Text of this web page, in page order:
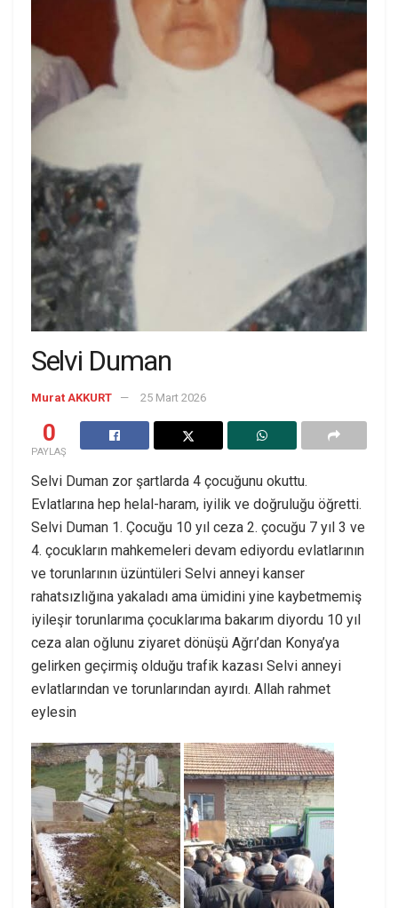
Selvi Duman
Murat AKKURT 25 Mart 2026
0
PAYLAŞ
Selvi Duman zor şartlarda 4 çocuğunu okuttu.
Evlatlarına hep helal-haram, iyilik ve doğruluğu öğretti.
Selvi Duman 1. Çocuğu 10 yıl ceza 2. çocuğu 7 yıl 3 ve
4. çocukların mahkemeleri devam ediyordu evlatlarının
ve torunlarının üzüntüleri Selvi anneyi kanser
rahatsızlığına yakaladı ama ümidini yine kaybetmemiş
iyileşir torunlarıma çocuklarıma bakarım diyordu 10 yıl
ceza alan oğlunu ziyaret dönüşü Ağrı’dan Konya’ya
gelirken geçirmiş olduğu trafik kazası Selvi anneyi
evlatlarından ve torunlarından ayırdı. Allah rahmet
eylesin